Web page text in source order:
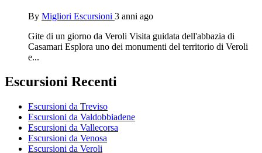
By Migliori Escursioni 3 anni ago
Gite di un giorno da Veroli Visita guidata dell'abbazia di
Casamari Esplora uno dei monumenti del territorio di Veroli
e...
Escursioni Recenti
Escursioni da Treviso
Escursioni da Valdobbiadene
Escursioni da Vallecorsa
Escursioni da Venosa
Escursioni da Veroli